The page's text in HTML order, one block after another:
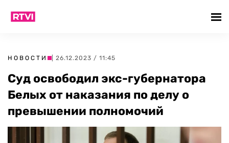
НОВОСТИ | 26.12.2023 / 11:45
Суд освободил экс-губернатора
Белых от наказания по делу о
превышении полномочий